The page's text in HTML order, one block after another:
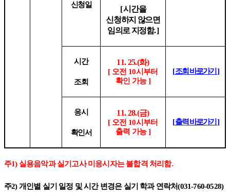
신청일
[ 시간을
신청하지 않으면
임의로 지정함. ]
시간
조회
11. 25.(화)
[ 오전 10시부터
확인 가능]
[조회 바로가기 ]
응시
확인서
11. 28.(금)
[ 오전 10시부터
출력 가능]
[출력 바로가기 ]
주1)실용음악과 실기고사 미응시자는 불합격 처리함.
주2)개인별 실기 일정 및 시간 변경은 실기 학과 연락처(031-760-0528)